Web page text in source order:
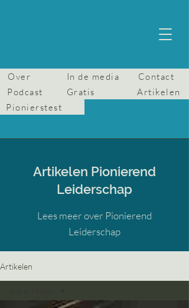
Over In de media
Contact
Podcast
Gratis
Artikelen
Pionierstest
Artikelen Pionierend
Leiderschap
Lees meer over Pionierend
Leiderschap
Artikelen